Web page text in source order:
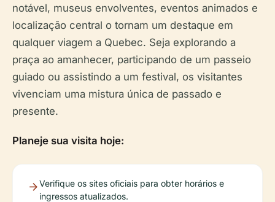
notável, museus envolventes, eventos animados e
localização central o tornam um destaque em
qualquer viagem a Quebec. Seja explorando a
praça ao amanhecer, participando de um passeio
guiado ou assistindo a um festival, os visitantes
vivenciam uma mistura única de passado e
presente.
Planeje sua visita hoje:
Verifique os sites oficiais para obter horários e
ingressos atualizados.